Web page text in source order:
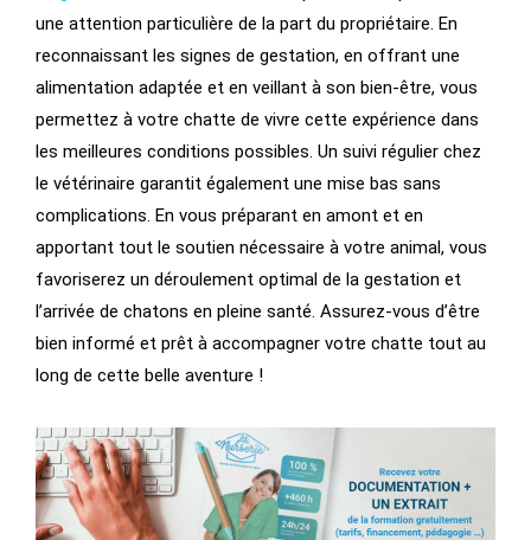
une attention particulière de la part du propriétaire. En
reconnaissant les signes de gestation, en offrant une
alimentation adaptée et en veillant à son bien-être, vous
permettez à votre chatte de vivre cette expérience dans
les meilleures conditions possibles. Un suivi régulier chez
le vétérinaire garantit également une mise bas sans
complications. En vous préparant en amont et en
apportant tout le soutien nécessaire à votre animal, vous
favoriserez un déroulement optimal de la gestation et
l’arrivée de chatons en pleine santé. Assurez-vous d’être
bien informé et prêt à accompagner votre chatte tout au
long de cette belle aventure !